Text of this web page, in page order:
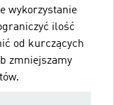
wykorzystanie
ilość
od kurczących
zmniejszamy